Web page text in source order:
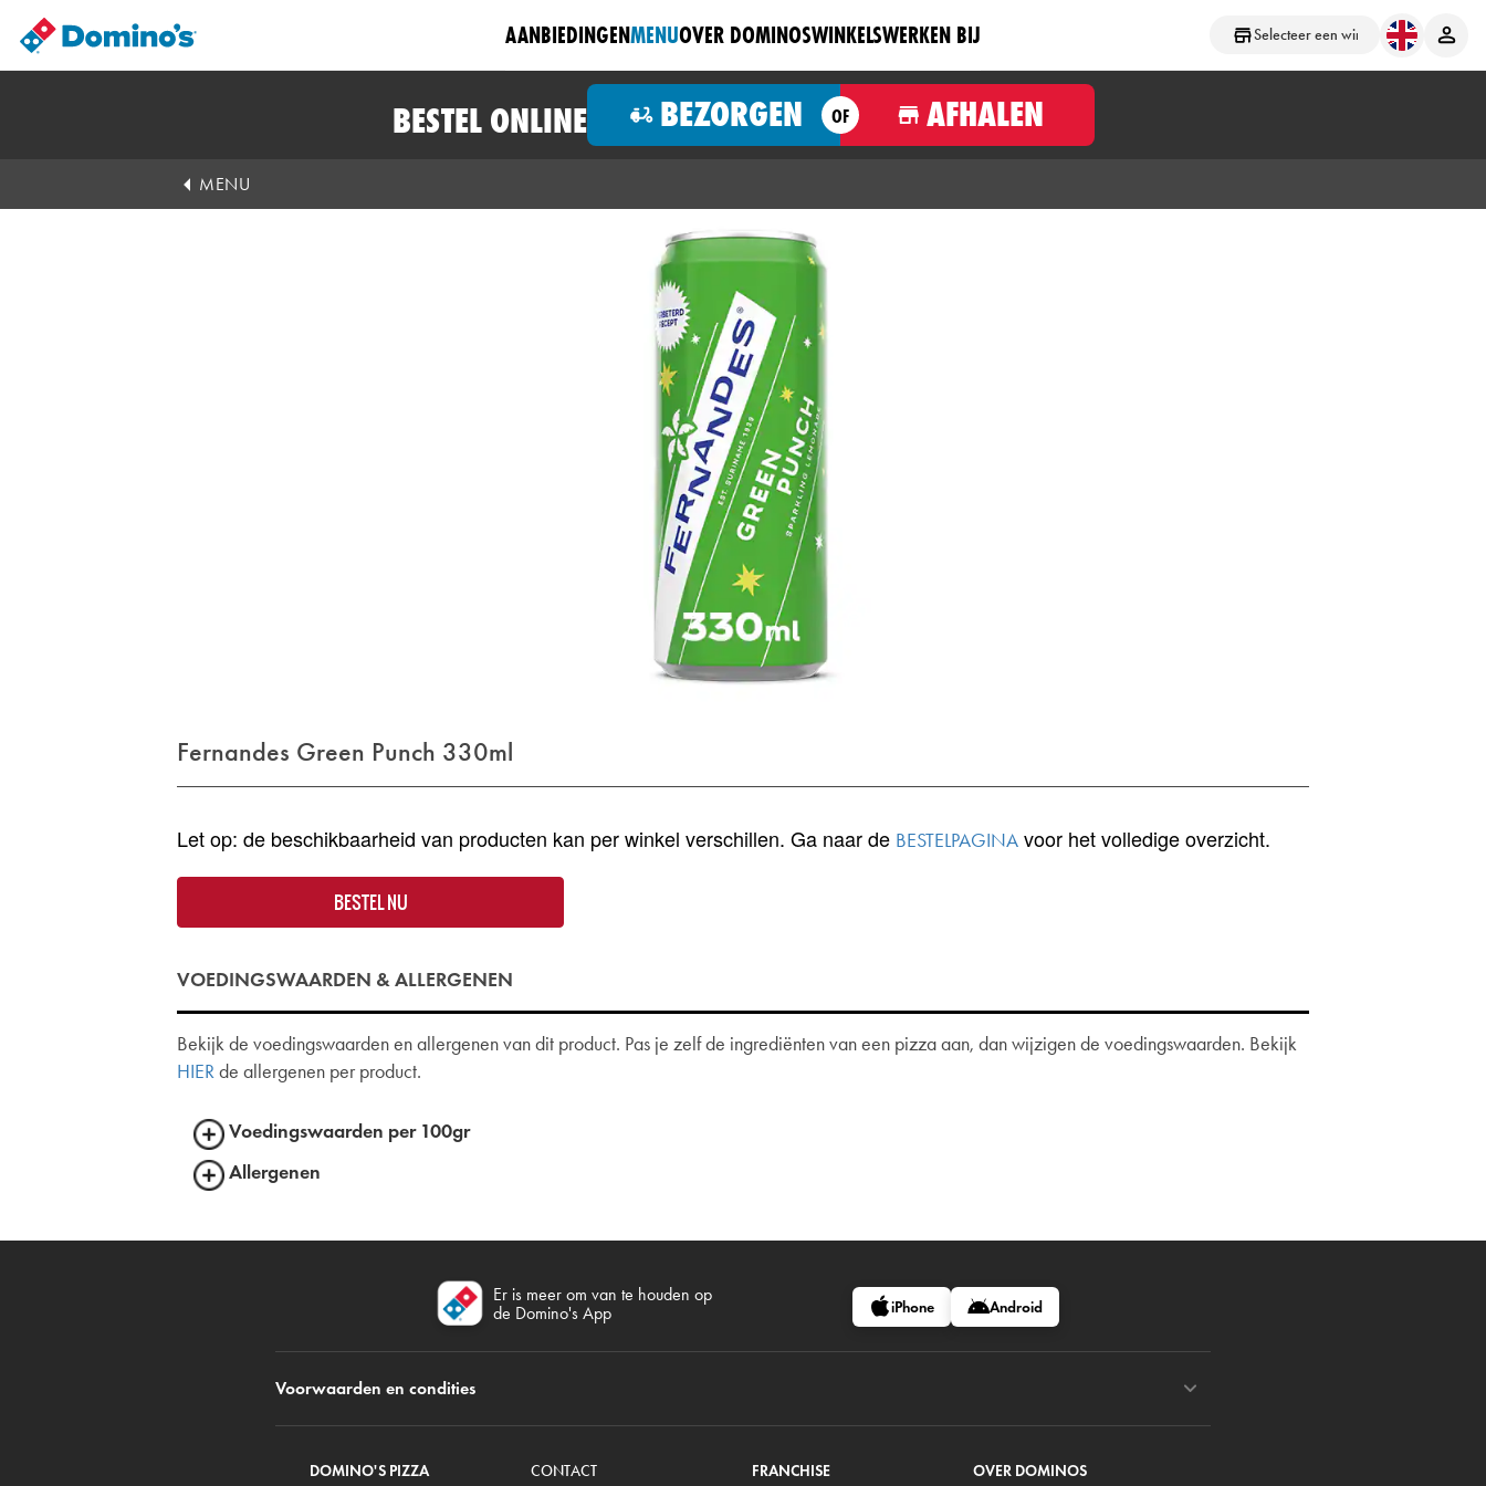
Selecteer een winkel
AANBIEDINGENMENUOVER DOMINOSWINKELSWERKEN BIJ
BESTEL ONLINE BEZORGEN OF AFHALEN
MENU
Fernandes Green Punch 330ml
Let op: de beschikbaarheid van producten kan per winkel verschillen. Ga naar de BESTELPAGINA voor het volledige overzicht.
BESTEL NU
VOEDINGSWAARDEN & ALLERGENEN
Bekijk de voedingswaarden en allergenen van dit product. Pas je zelf de ingrediënten van een pizza aan, dan wijzigen de voedingswaarden. Bekijk
HIERde allergenen per product.
Voedingswaarden per 100gr
Allergenen
Er is meer om van te houden op
de Domino's App
iPhone Android
Voorwaarden en condities
DOMINO'S PIZZA CONTACT FRANCHISE OVER DOMINOS